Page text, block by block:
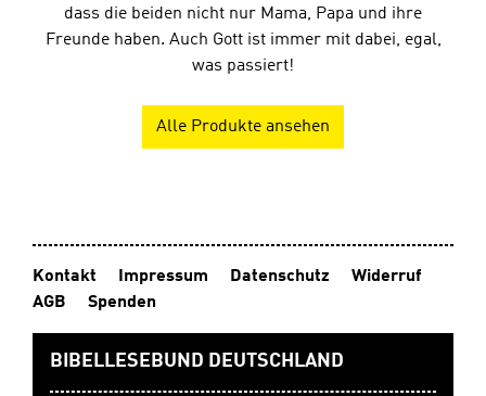
dass die beiden nicht nur Mama, Papa und ihre
Freunde haben. Auch Gott ist immer mit dabei, egal,
was passiert!
Alle Produkte ansehen
Kontakt Impressum Datenschutz
Widerruf
AGB
Spenden
BIBELLESEBUND DEUTSCHLAND